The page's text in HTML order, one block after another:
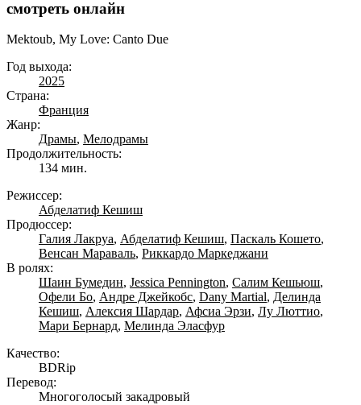
смотреть онлайн
Mektoub, My Love: Canto Due
Год выхода:
2025
Страна:
Франция
Жанр:
Драмы, Мелодрамы
Продолжительность:
134 мин.
Режиссер:
Абделатиф Кешиш
Продюссер:
Галия Лакруа, Абделатиф Кешиш, Паскаль Кошето,
Венсан Мараваль, Риккардо Маркеджани
В ролях:
Шаин Бумедин, Jessica Pennington, Салим Кешьюш,
Офели Бо, Андре Джейкобс, Dany Martial, Делинда
Кешиш, Алексия Шардар, Афсиа Эрзи, Лу Люттио,
Мари Бернард, Мелинда Эласфур
Качество:
BDRip
Перевод:
Многоголосый закадровый